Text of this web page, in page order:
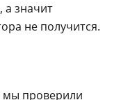
а значит
не получится.
мы проверили